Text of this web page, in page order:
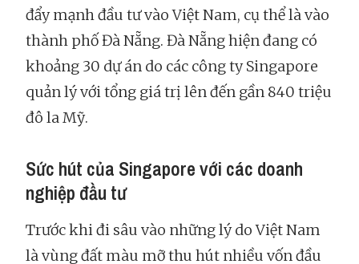
đẩy mạnh đầu tư vào Việt Nam, cụ thể là vào
thành phố Đà Nẵng. Đà Nẵng hiện đang có
khoảng 30 dự án do các công ty Singapore
quản lý với tổng giá trị lên đến gần 840 triệu
đô la Mỹ.
Sức hút của Singapore với các doanh
nghiệp đầu tư
Trước khi đi sâu vào những lý do Việt Nam
là vùng đất màu mỡ thu hút nhiều vốn đầu